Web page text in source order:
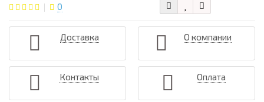
0
Доставка О компании
Контакты Оплата